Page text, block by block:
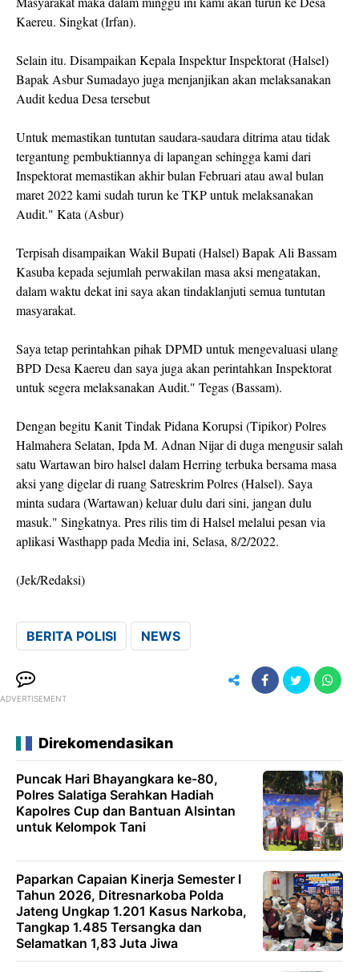
Kaereu. Singkat (Irfan).
Selain itu. Disampaikan Kepala Inspektur Inspektorat (Halsel)
Bapak Asbur Sumadayo juga menjanjikan akan melaksanakan
Audit kedua Desa tersebut
Untuk memastikan tuntutan saudara-saudara ditrima atau tidak
tergantung pembuktiannya di lapangan sehingga kami dari
Inspektorat memastikan akhir bulan Februari atau awal bulan
maret 2022 kami sudah turun ke TKP untuk melaksanakan
Audit." Kata (Asbur)
Terpisah disampaikan Wakil Bupati (Halsel) Bapak Ali Bassam
Kasuba kepada sejumlah perwakilan masa aksi mengatakan,
dalam waktu dekat ini saya akan tindaklanjuti semua tuntutan
masyarakat.
Saya tetap perintahkan pihak DPMD untuk mengevaluasi ulang
BPD Desa Kaereu dan saya juga akan perintahkan Inspektorat
untuk segera melaksanakan Audit." Tegas (Bassam).
Dengan begitu Kanit Tindak Pidana Korupsi (Tipikor) Polres
Halmahera Selatan, Ipda M. Adnan Nijar di duga mengusir salah
satu Wartawan biro halsel dalam Herring terbuka bersama masa
aksi yang digelar di ruang Satreskrim Polres (Halsel). Saya
minta sudara (Wartawan) keluar dulu dari sini, jangan dulu
masuk." Singkatnya. Pres rilis tim di Halsel melalui pesan via
aplikasi Wasthapp pada Media ini, Selasa, 8/2/2022.
(Jek/Redaksi)
BERITA POLISI NEWS
ADVERTISEMENT
Direkomendasikan
Puncak Hari Bhayangkara ke-80,
Polres Salatiga Serahkan Hadiah
Kapolres Cup dan Bantuan Alsintan
untuk Kelompok Tani
Paparkan Capaian Kinerja Semester I
Tahun 2026, Ditresnarkoba Polda
Jateng Ungkap 1.201 Kasus Narkoba,
Tangkap 1.485 Tersangka dan
Selamatkan 1,83 Juta Jiwa